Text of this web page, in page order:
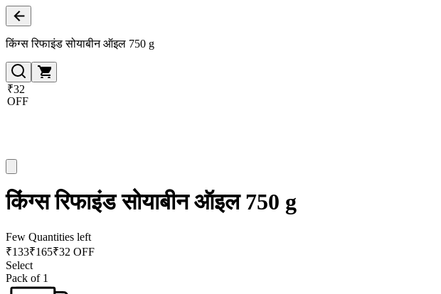
किंग्स रिफाइंड सोयाबीन ऑइल 750 g
₹32
OFF
किंग्स रिफाइंड सोयाबीन ऑइल 750 g
Few Quantities left
₹133₹165₹32 OFF
Select
Pack of 1